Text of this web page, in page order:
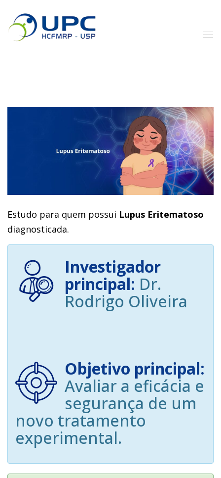
Estudo para quem possui Lupus Eritematoso
diagnosticada.
Investigador
principal: Dr.
Rodrigo Oliveira
Objetivo principal:
Avaliar a eficácia e
segurança de um
novo tratamento
experimental.